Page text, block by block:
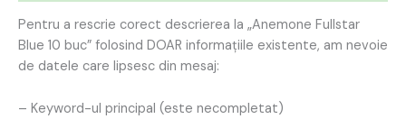
Pentru a rescrie corect descrierea la „Anemone Fullstar
Blue 10 buc” folosind DOAR informațiile existente, am nevoie
de datele care lipsesc din mesaj:
– Keyword-ul principal (este necompletat)